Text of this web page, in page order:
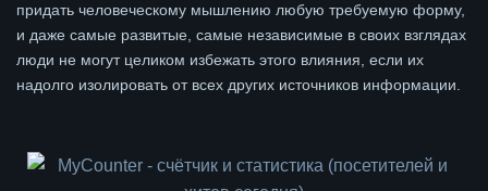
придать человеческому мышлению любую требуемую форму,
и даже самые развитые, самые независимые в своих взглядах
люди не могут целиком избежать этого влияния, если их
надолго изолировать от всех других источников информации.